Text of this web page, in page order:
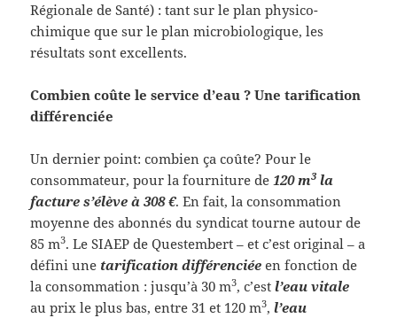
Régionale de Santé) : tant sur le plan physico-
chimique que sur le plan microbiologique, les
résultats sont excellents.
Combien coûte le service d’eau ? Une tarification
différenciée
Un dernier point: combien ça coûte? Pour le
consommateur, pour la fourniture de120 m3 la
facture s’élève à 308 €. En fait, la consommation
moyenne des abonnés du syndicat tourne autour de
85 m3. Le SIAEP de Questembert – et c’est original – a
défini une tarification différenciée en fonction de
la consommation : jusqu’à 30 m3, c’estl’eau vitale
au prix le plus bas, entre 31 et 120 m3,l’eau